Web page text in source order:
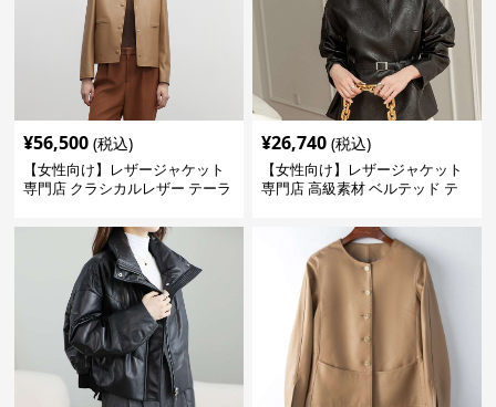
¥56,500 (税込)
【女性向け】レザージャケット
専門店 クラシカルレザー テーラ
¥26,740 (税込)
【女性向け】レザージャケット
専門店 高級素材 ベルテッド テ